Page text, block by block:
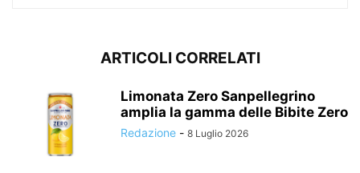
ARTICOLI CORRELATI
Limonata Zero Sanpellegrino
amplia la gamma delle Bibite Zero
Redazione - 8 Luglio 2026